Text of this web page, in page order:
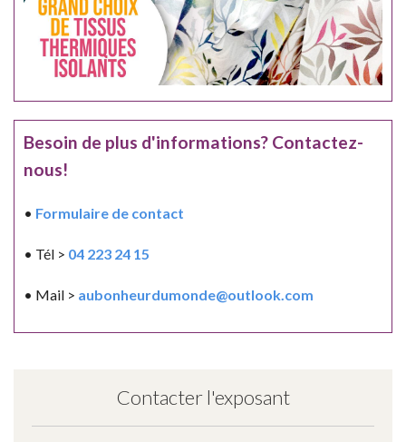
Besoin de plus d'informations? Contactez-
nous!
• Formulaire de contact
• Tél > 04 223 24 15
• Mail > aubonheurdumonde@outlook.com
Contacter l'exposant